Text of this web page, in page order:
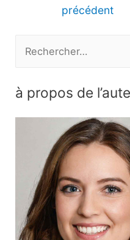
précédent
h
à propos de